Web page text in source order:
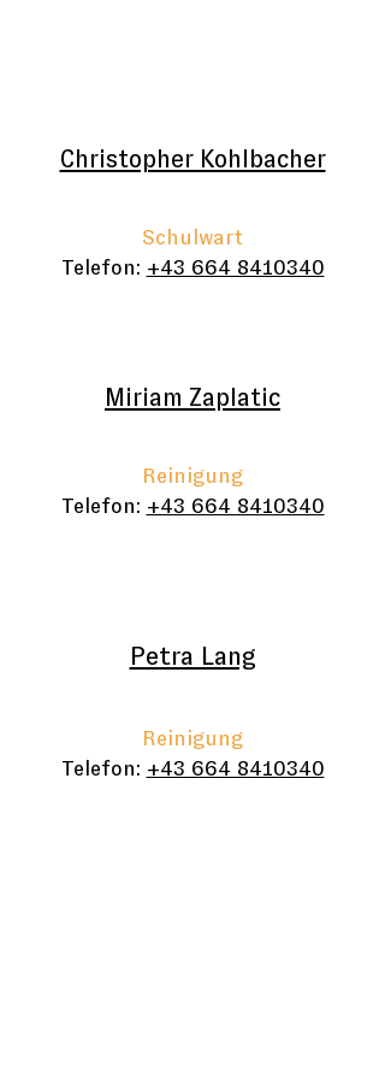
Christopher Kohlbacher
Schulwart
Telefon: +43 664 8410340
Miriam Zaplatic
Reinigung
Telefon: +43 664 8410340
Petra Lang
Reinigung
Telefon: +43 664 8410340